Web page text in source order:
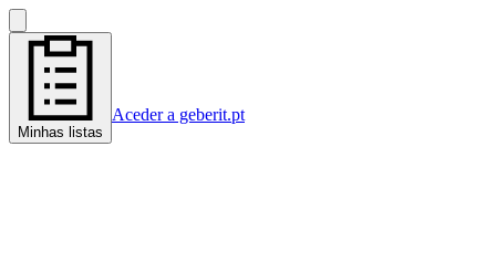
Minhas listas
Aceder a geberit.pt